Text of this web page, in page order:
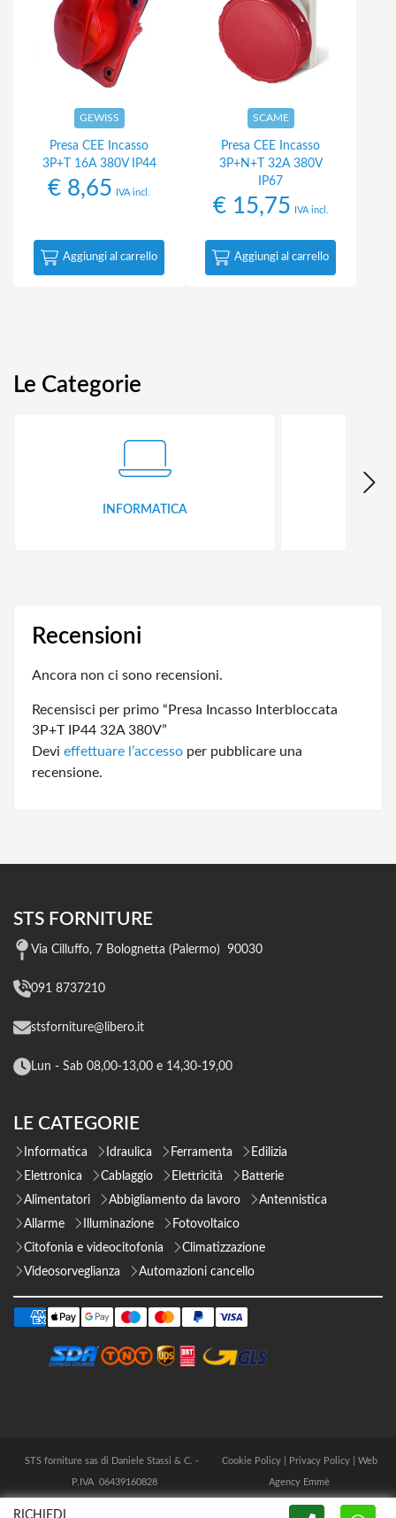
GEWISS
Presa CEE Incasso
3P+T 16A 380V IP44
€ 8,65 IVA incl.
Aggiungi al carrello
SCAME
Presa CEE Incasso
3P+N+T 32A 380V
IP67
€15,75 IVA incl.
Aggiungi al carrello
Le Categorie
INFORMATICA
Recensioni
Ancora non ci sono recensioni.
Recensisci per primo “Presa Incasso Interbloccata
3P+T IP44 32A 380V”
Devi effettuare l’accesso per pubblicare una
recensione.
STS FORNITURE
Via Cilluffo, 7 Bolognetta (Palermo) 90030
091 8737210
stsforniture@libero.it
Lun - Sab 08,00-13,00 e 14,30-19,00
LE CATEGORIE
Informatica Idraulica Ferramenta
Edilizia
Elettronica
Cablaggio Elettricità
Batterie
Alimentatori
Abbigliamento da lavoro
Antennistica
Allarme
Illuminazione
Fotovoltaico
Citofonia e videocitofonia
Climatizzazione
Videosorveglianza
Automazioni cancello
STS forniture sas di Daniele Stassi & C. -
P.IVA 06439160828
Cookie Policy| Privacy Policy| Web
Agency Emmè
RICHIEDI